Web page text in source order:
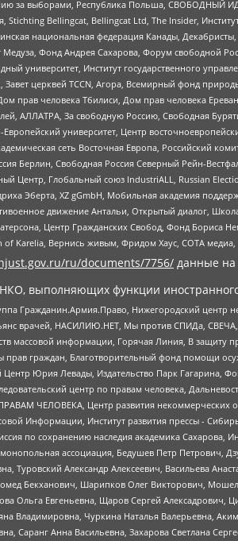
за выборами, Республика Польша, СВОБОДНЫЙ
Stichting Bellingcat, Bellingcat Ltd, The Insider,
национальная федерация Канады,
Фонд Андрея Сахарова, Форум свободной
университет, Институт государственного
церквей TCCN, Агора, Всемирный фонд
прав человека Тбилиси, Дом прав человека
АЛЛАТРА, За свободную Россию, Свободная
Европейский университет, Центр
сеть Восточная Европа, Российский
Берлин, Свободная Россия Северный Рейн-
Центр, Глобальный союз IndustriALL, Russian
Эберта, XZ gGmbH, Мобильная академия
движение Антальи, Открытый диалог,
Центр Гражданских Свобод, Фонд Бориса
of Karelia, Вернись живым, Фридом Хаус, СОТА
ru/documents/7756/ данные на
выполняющих функции
Гражданин.Армия.Право, Нижегородский центр
врачей, НАСИЛИЮ.НЕТ, Мы против СПИДа, СВЕЧА,
массовой информации, Горячая Линия, В
граждан, Благотворительный фонд помощи
Юрия Левады, Издательство Парк Гагарина,
центр по правам человека,
ЧЕЛОВЕКА, Центр развития некоммерческих
Информации, Институт развития прессы -
по сохранению наследия академика
ассоциация, Бедушев Петр
Туровский Александр Алексеевич, Васильева
Бекханович, Шарипков Олег Викторович,
Ольга Евгеньевна, Щаров Сергей
Владимировна, Чуркина Наталья Валерьевна,
Саранг Анна Васильевна, Захарова Светлана